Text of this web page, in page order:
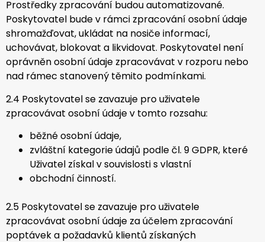
Prostředky zpracování budou automatizované.
Poskytovatel bude v rámci zpracování osobní údaje
shromažďovat, ukládat na nosiče informací,
uchovávat, blokovat a likvidovat. Poskytovatel není
oprávněn osobní údaje zpracovávat v rozporu nebo
nad rámec stanovený těmito podmínkami.
2.4 Poskytovatel se zavazuje pro uživatele
zpracovávat osobní údaje v tomto rozsahu:
běžné osobní údaje,
zvláštní kategorie údajů podle čl. 9 GDPR, které
Uživatel získal v souvislosti s vlastní
obchodní činností.
2.5 Poskytovatel se zavazuje pro uživatele
zpracovávat osobní údaje za účelem zpracování
poptávek a požadavků klientů získaných